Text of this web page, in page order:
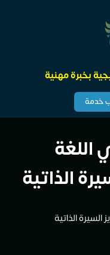
بخبرة مهنية
خدمة
الذاتية
الذاتية